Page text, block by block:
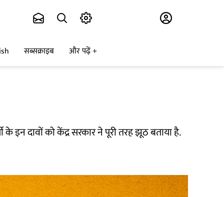
सब्सक्राइब और पढ़ें
इन दावों को केंद्र सरकार ने पूरी तरह झूठ बताया है.